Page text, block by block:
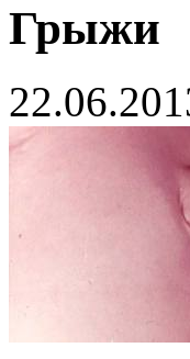
Грыжи